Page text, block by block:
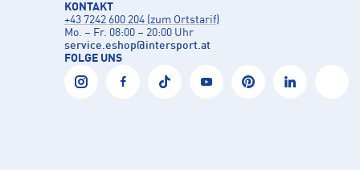
KONTAKT
+43 7242 600 204 (zum Ortstarif)
Mo. – Fr. 08:00 – 20:00 Uhr
service.eshop@intersport.at
FOLGE UNS